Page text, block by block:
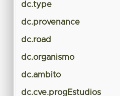
dc.type
dc.provenance
dc.road
dc.organismo
dc.ambito
dc.cve.progEstudios